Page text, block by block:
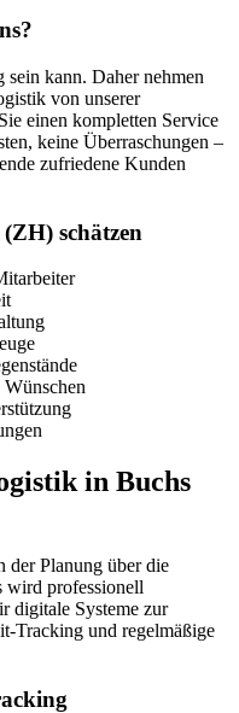
sein kann. Daher nehmen
von unserer
einen kompletten Service
keine Überraschungen –
zufriedene Kunden
schätzen
in Buchs
der Planung über die
wird professionell
digitale Systeme zur
Tracking und regelmäßige